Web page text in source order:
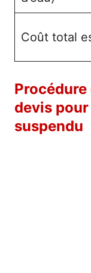
Coût total
Procédure
devis pour
suspendu